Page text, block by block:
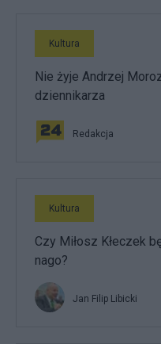
Kultura
Nie żyje Andrzej
dziennikarza
Redakcja
Kultura
Czy Miłosz Kłeczek
nago?
Jan Filip Libicki